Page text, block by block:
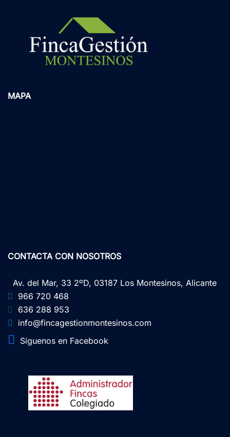
MAPA
CONTACTA CON NOSOTROS
Av. del Mar, 33 2ºD, 03187 Los Montesinos, Alicante
966 720 468
636 288 953
info@fincagestionmontesinos.com
Síguenos en Facebook